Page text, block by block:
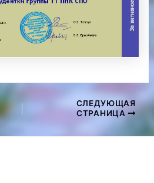
СЛЕДУЮЩАЯ
СТРАНИЦА